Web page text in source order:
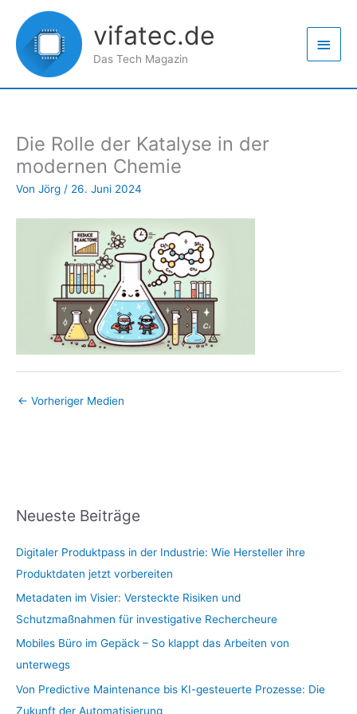
Inhalt
springen
vifatec.de
Das Tech Magazin
Die Rolle der Katalyse in der
modernen Chemie
Von Jörg / 26. Juni 2024
← Vorheriger Medien
Neueste Beiträge
Digitaler Produktpass in der Industrie: Wie Hersteller ihre
Produktdaten jetzt vorbereiten
Metadaten im Visier: Versteckte Risiken und
Schutzmaßnahmen für investigative Rechercheure
Mobiles Büro im Gepäck – So klappt das Arbeiten von
unterwegs
Von Predictive Maintenance bis KI-gesteuerte Prozesse: Die
Zukunft der Automatisierung